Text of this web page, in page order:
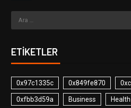
ETIKETLER
0x97c1335c 0x849fe870
0xfbb3d59a Business Health